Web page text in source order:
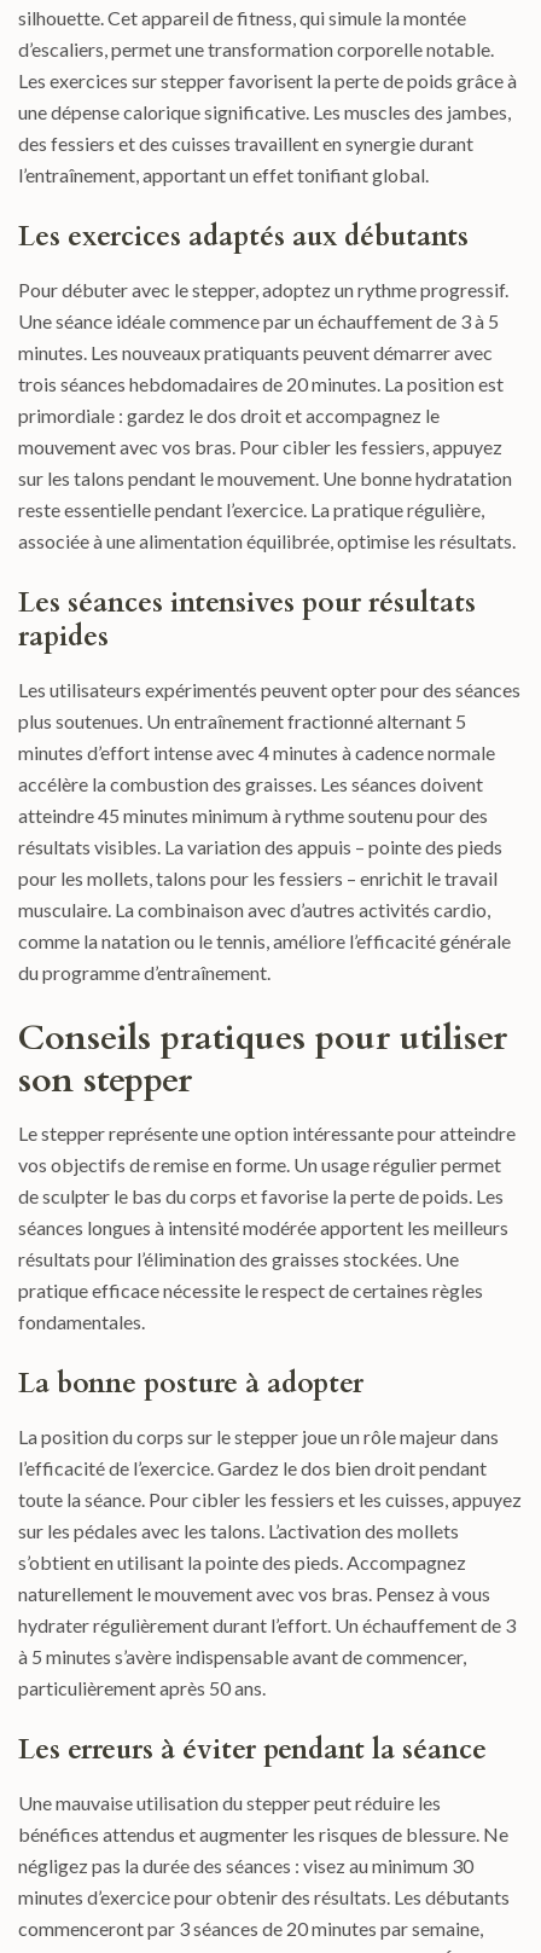
silhouette. Cet appareil de fitness, qui simule la montée
d’escaliers, permet une transformation corporelle notable.
Les exercices sur stepper favorisent la perte de poids grâce à
une dépense calorique significative. Les muscles des jambes,
des fessiers et des cuisses travaillent en synergie durant
l’entraînement, apportant un effet tonifiant global.
Les exercices adaptés aux débutants
Pour débuter avec le stepper, adoptez un rythme progressif.
Une séance idéale commence par un échauffement de 3 à 5
minutes. Les nouveaux pratiquants peuvent démarrer avec
trois séances hebdomadaires de 20 minutes. La position est
primordiale : gardez le dos droit et accompagnez le
mouvement avec vos bras. Pour cibler les fessiers, appuyez
sur les talons pendant le mouvement. Une bonne hydratation
reste essentielle pendant l’exercice. La pratique régulière,
associée à une alimentation équilibrée, optimise les résultats.
Les séances intensives pour résultats
rapides
Les utilisateurs expérimentés peuvent opter pour des séances
plus soutenues. Un entraînement fractionné alternant 5
minutes d’effort intense avec 4 minutes à cadence normale
accélère la combustion des graisses. Les séances doivent
atteindre 45 minutes minimum à rythme soutenu pour des
résultats visibles. La variation des appuis – pointe des pieds
pour les mollets, talons pour les fessiers – enrichit le travail
musculaire. La combinaison avec d’autres activités cardio,
comme la natation ou le tennis, améliore l’efficacité générale
du programme d’entraînement.
Conseils pratiques pour utiliser
son stepper
Le stepper représente une option intéressante pour atteindre
vos objectifs de remise en forme. Un usage régulier permet
de sculpter le bas du corps et favorise la perte de poids. Les
séances longues à intensité modérée apportent les meilleurs
résultats pour l’élimination des graisses stockées. Une
pratique efficace nécessite le respect de certaines règles
fondamentales.
La bonne posture à adopter
La position du corps sur le stepper joue un rôle majeur dans
l’efficacité de l’exercice. Gardez le dos bien droit pendant
toute la séance. Pour cibler les fessiers et les cuisses, appuyez
sur les pédales avec les talons. L’activation des mollets
s’obtient en utilisant la pointe des pieds. Accompagnez
naturellement le mouvement avec vos bras. Pensez à vous
hydrater régulièrement durant l’effort. Un échauffement de 3
à 5 minutes s’avère indispensable avant de commencer,
particulièrement après 50 ans.
Les erreurs à éviter pendant la séance
Une mauvaise utilisation du stepper peut réduire les
bénéfices attendus et augmenter les risques de blessure. Ne
négligez pas la durée des séances : visez au minimum 30
minutes d’exercice pour obtenir des résultats. Les débutants
commenceront par 3 séances de 20 minutes par semaine,